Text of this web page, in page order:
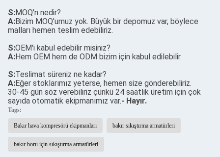
S:MOQ'n nedir?
A:Bizim MOQ'umuz yok. Büyük bir depomuz var, böylece
malları hemen teslim edebiliriz.
S:OEM'i kabul edebilir misiniz?
A:Hem OEM hem de ODM bizim için kabul edilebilir.
S:Teslimat süreniz ne kadar?
A:Eğer stoklarımız yeterse, hemen size gönderebiliriz.
30-45 gün söz verebiliriz çünkü 24 saatlik üretim için çok
sayıda otomatik ekipmanımız var.- Hayır.
Tags:
Bakır hava kompresörü ekipmanları bakır sıkıştırma armatürleri
bakır boru için sıkıştırma armatürleri